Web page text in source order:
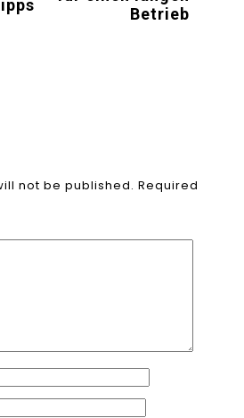
Betrieb
not be published. Required